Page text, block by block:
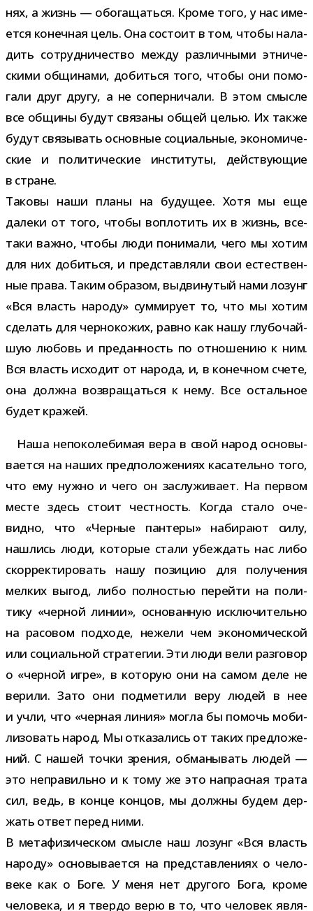
нях, а жизнь — обо­га­щаться. Кроме того, у нас име­
ется конеч­ная цель. Она состоит в том, чтобы нала­
дить сотруд­ни­че­ство между раз­лич­ными этни­че­
скими общи­нами, добиться того, чтобы они помо­
гали друг другу, а не сопер­ни­чали. В этом смысле
все общины будут свя­заны общей целью. Их также
будут свя­зы­вать основ­ные соци­аль­ные, эко­но­ми­че­
ские и поли­ти­че­ские инсти­туты, дей­ству­ю­щие
в стране.
Таковы наши планы на буду­щее. Хотя мы еще
далеки от того, чтобы вопло­тить их в жизнь, все-​
таки важно, чтобы люди пони­мали, чего мы хотим
для них добиться, и пред­став­ляли свои есте­ствен­
ные права. Таким обра­зом, выдви­ну­тый нами лозунг
«Вся власть народу» сум­ми­рует то, что мы хотим
сде­лать для чер­но­ко­жих, равно как нашу глу­бо­чай­
шую любовь и пре­дан­ность по отно­ше­нию к ним.
Вся власть исхо­дит от народа, и, в конеч­ном счете,
она должна воз­вра­щаться к нему. Все осталь­ное
будет кражей.
Наша непо­ко­ле­би­мая вера в свой народ осно­вы­
ва­ется на наших пред­по­ло­же­ниях каса­тельно того,
что ему нужно и чего он заслу­жи­вает. На пер­вом
месте здесь стоит чест­ность. Когда стало оче­
видно, что «Черные пан­теры» наби­рают силу,
нашлись люди, кото­рые стали убеж­дать нас либо
скор­рек­ти­ро­вать нашу пози­цию для полу­че­ния
мел­ких выгод, либо пол­но­стью перейти на поли­
тику «чер­ной линии», осно­ван­ную исклю­чи­тельно
на расо­вом под­ходе, нежели чем эко­но­ми­че­ской
или соци­аль­ной стра­те­гии. Эти люди вели раз­го­вор
о «чер­ной игре», в кото­рую они на самом деле не
верили. Зато они под­ме­тили веру людей в нее
и учли, что «чер­ная линия» могла бы помочь моби­
ли­зо­вать народ. Мы отка­за­лись от таких пред­ло­же­
ний. С нашей точки зре­ния, обма­ны­вать людей —
это непра­вильно и к тому же это напрас­ная трата
сил, ведь, в конце кон­цов, мы должны будем дер­
жать ответ перед ними.
В мета­фи­зи­че­ском смысле наш лозунг «Вся власть
народу» осно­вы­ва­ется на пред­став­ле­ниях о чело­
веке как о Боге. У меня нет дру­гого Бога, кроме
чело­века, и я твердо верю в то, что чело­век явля­